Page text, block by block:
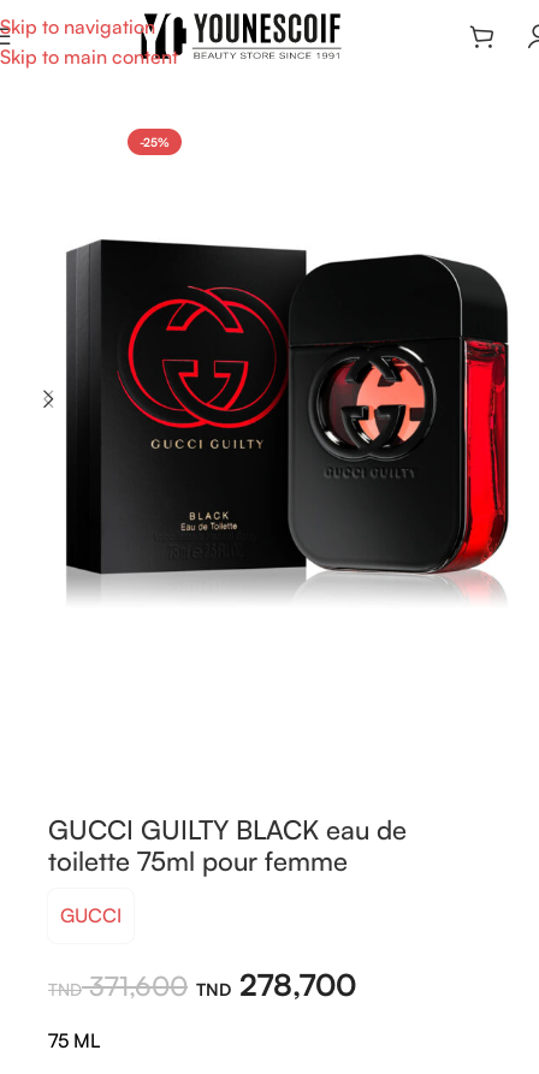
Skip to navigation
Skip to main content
-25%
GUCCI GUILTY BLACK eau de
toilette 75ml pour femme
GUCCI
371,600 278,700
75 ML